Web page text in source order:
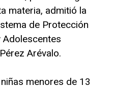
materia, admitió la
de Protección
Adolescentes
Arévalo.
menores de 13